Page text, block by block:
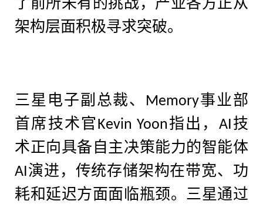
架构层面积极寻求突破。
三星电子副总裁、 Memory事业部
首席技术官Kevin Yoon指出， AI技
术正向具备自主决策能力的智能体
AI演进，传统存储架构在带宽、功
耗和延迟方面面临瓶颈。三星通过